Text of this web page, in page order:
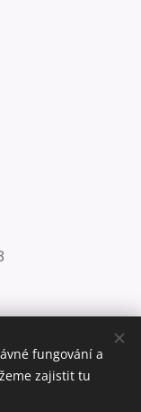
Cookies
fungování a
zajistit tu